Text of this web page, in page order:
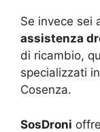
Se invece sei
assistenza
di ricambio,
specializzati
Cosenza.
SosDroni